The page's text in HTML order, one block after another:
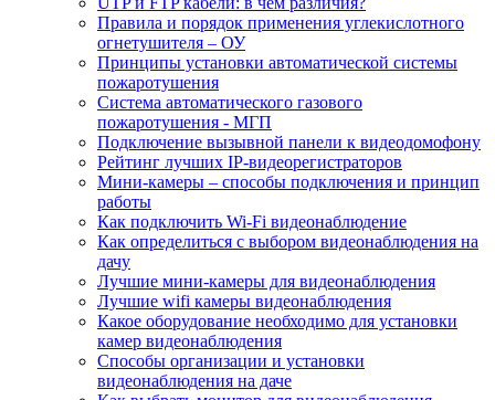
Правила и порядок применения углекислотного
огнетушителя – ОУ
Принципы установки автоматической системы
пожаротушения
Система автоматического газового
пожаротушения - МГП
Подключение вызывной панели к видеодомофону
Рейтинг лучших IP-видеорегистраторов
Мини-камеры – способы подключения и принцип
работы
Как подключить Wi-Fi видеонаблюдение
Как определиться с выбором видеонаблюдения на
дачу
Лучшие мини-камеры для видеонаблюдения
Лучшие wifi камеры видеонаблюдения
Какое оборудование необходимо для установки
камер видеонаблюдения
Способы организации и установки
видеонаблюдения на даче